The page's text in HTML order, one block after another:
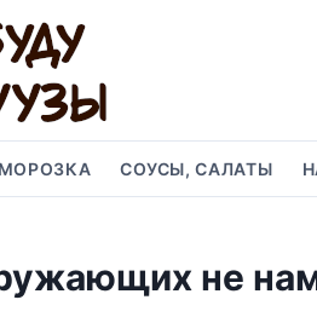
СОУСЫ, САЛАТЫ
не